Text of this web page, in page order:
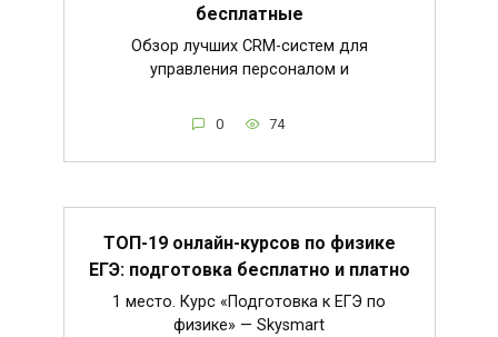
бесплатные
Обзор лучших CRM-систем для
управления персоналом и
0 74
ТОП-19 онлайн-курсов по физике
ЕГЭ: подготовка бесплатно и платно
1 место. Курс «Подготовка к ЕГЭ по
физике» — Skysmart